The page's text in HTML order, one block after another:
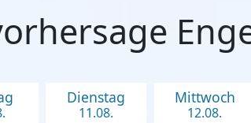
Dienstag
11.08.
Mittwoch
12.08.